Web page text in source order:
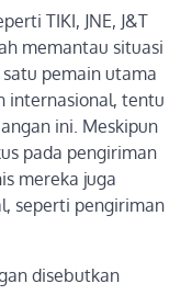
TIKI, JNE, J&T
memantau situasi
pemain utama
internasional, tentu
ini. Meskipun
pada pengiriman
mereka juga
seperti pengiriman
disebutkan